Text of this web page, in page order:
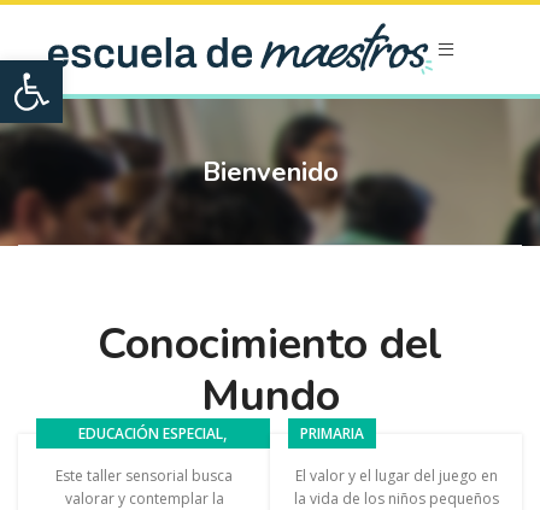
Open toolbar
Bienvenido
Conocimiento del
Mundo
EDUCACIÓN ESPECIAL,
Este taller sensorial busca
valorar y contemplar la
PRIMARIA
El valor y el lugar del juego en
la vida de los niños pequeños